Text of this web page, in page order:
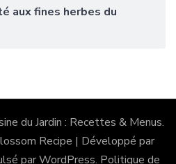
aux fines herbes du
du Jardin : Recettes & Menus.
Recipe | Développé par
parWordPress. Politique de